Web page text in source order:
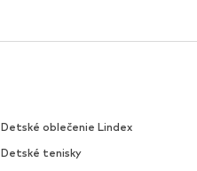
Detské oblečenie Lindex
Detské tenisky